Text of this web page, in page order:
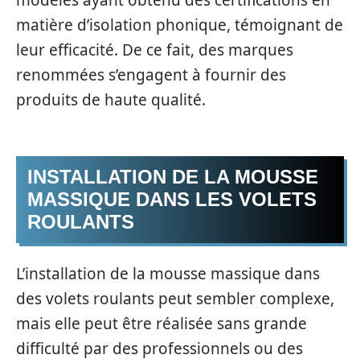
matière d’isolation phonique, témoignant de
leur efficacité. De ce fait, des marques
renommées s’engagent à fournir des
produits de haute qualité.
INSTALLATION DE LA MOUSSE
MASSIQUE DANS LES VOLETS
ROULANTS
L’installation de la mousse massique dans
des volets roulants peut sembler complexe,
mais elle peut être réalisée sans grande
difficulté par des professionnels ou des